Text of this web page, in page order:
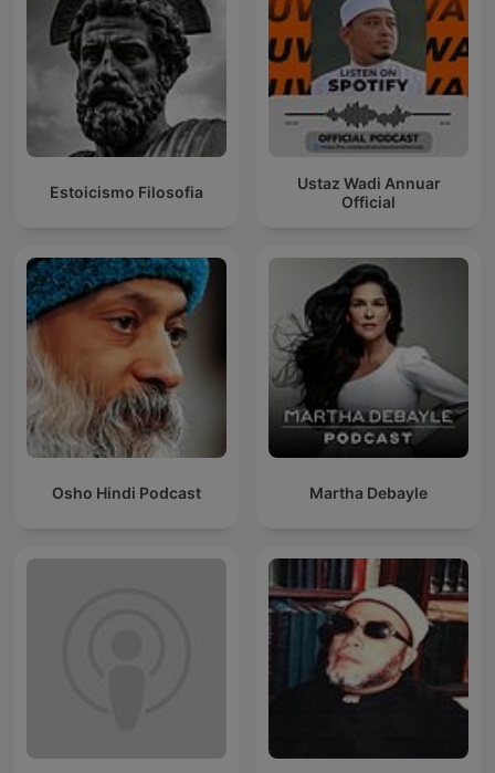
Estoicismo Filosofia
Ustaz Wadi Annuar
Official
Osho Hindi Podcast Martha Debayle